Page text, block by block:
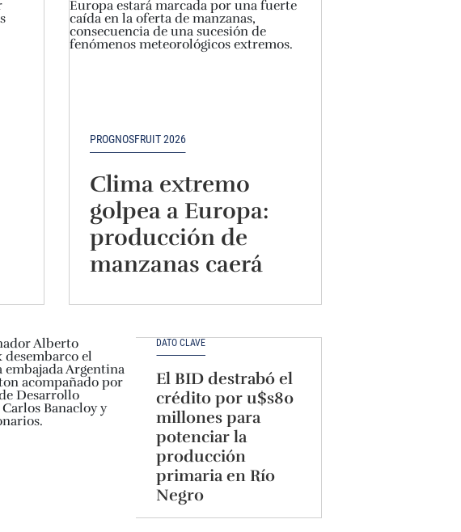
PROGNOSFRUIT 2026
Clima extremo
golpea a Europa:
producción de
manzanas caerá
DATO CLAVE
El BID destrabó el
crédito por u$s80
millones para
potenciar la
producción
primaria en Río
Negro